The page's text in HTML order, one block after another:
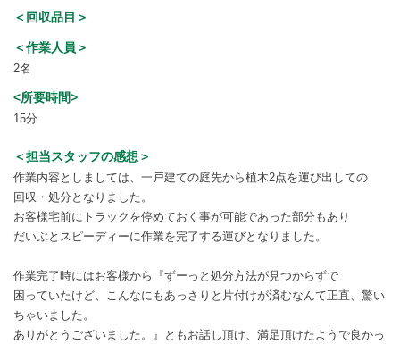
＜回収品目＞
＜作業人員＞
2名
<所要時間>
15分
＜担当スタッフの感想＞
作業内容としましては、一戸建ての庭先から植木2点を運び出しての
回収・処分となりました。
お客様宅前にトラックを停めておく事が可能であった部分もあり
だいぶとスピーディーに作業を完了する運びとなりました。
作業完了時にはお客様から『ずーっと処分方法が見つからずで
困っていたけど、こんなにもあっさりと片付けが済むなんて正直、驚い
ちゃいました。
ありがとうございました。』ともお話し頂け、満足頂けたようで良かっ